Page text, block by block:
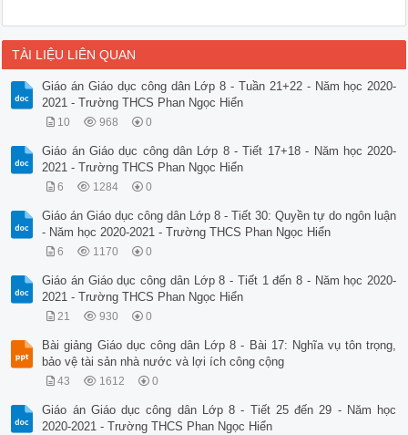
TÀI LIỆU LIÊN QUAN
Giáo án Giáo dục công dân Lớp 8 - Tuần 21+22 - Năm học 2020-
2021 - Trường THCS Phan Ngọc Hiển
10 968 0
Giáo án Giáo dục công dân Lớp 8 - Tiết 17+18 - Năm học 2020-
2021 - Trường THCS Phan Ngọc Hiển
6 1284 0
Giáo án Giáo dục công dân Lớp 8 - Tiết 30: Quyền tự do ngôn luận
- Năm học 2020-2021 - Trường THCS Phan Ngọc Hiển
6 1170 0
Giáo án Giáo dục công dân Lớp 8 - Tiết 1 đến 8 - Năm học 2020-
2021 - Trường THCS Phan Ngọc Hiển
21 930 0
Bài giảng Giáo dục công dân Lớp 8 - Bài 17: Nghĩa vụ tôn trọng,
bảo vệ tài sản nhà nước và lợi ích công cộng
43 1612 0
Giáo án Giáo dục công dân Lớp 8 - Tiết 25 đến 29 - Năm học
2020-2021 - Trường THCS Phan Ngọc Hiển